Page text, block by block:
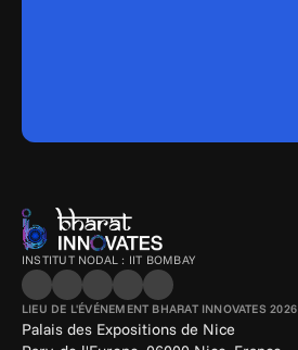
INSTITUT NODAL : IIT BOMBAY
LIEU DE L'ÉVÉNEMENT BHARAT INNOVATES 2026
Palais des Expositions de Nice